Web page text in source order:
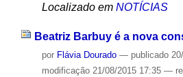
Localizado em NOTÍCIAS
Beatriz Barbuy é a nova
por Flávia Dourado — publicado
modificação21/08/2015 17:35 —